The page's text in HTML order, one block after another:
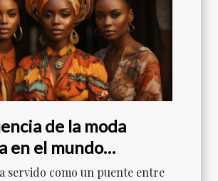
de la moda
en el mundo
servido como un puente entre